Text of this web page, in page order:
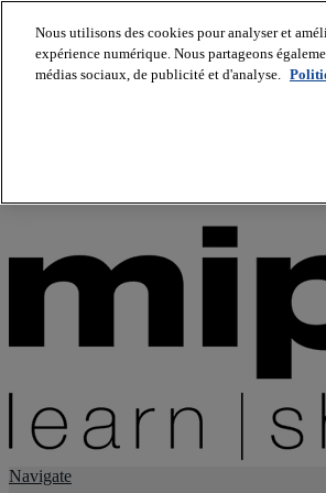
About us
Navigate
Nous utilisons des cookies pour analyser et
expérience numérique. Nous partageons
médias sociaux, de publicité et d'analyse.